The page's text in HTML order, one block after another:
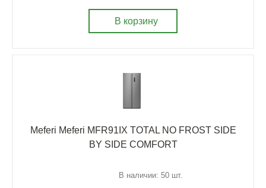
В корзину
Meferi Meferi MFR91IX TOTAL NO FROST SIDE
BY SIDE COMFORT
В наличии: 50 шт.